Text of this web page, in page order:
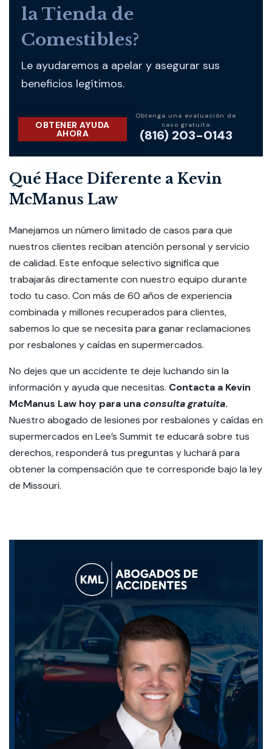
la Tienda de
Comestibles?
Le ayudaremos a apelar y asegurar sus
beneficios legítimos.
OBTENER AYUDA
AHORA
Obtenga una evaluación de
caso gratuita
(816) 203-0143
Qué Hace Diferente a Kevin
McManus Law
Manejamos un número limitado de casos para que
nuestros clientes reciban atención personal y servicio
de calidad. Este enfoque selectivo significa que
trabajarás directamente con nuestro equipo durante
todo tu caso. Con más de 60 años de experiencia
combinada y millones recuperados para clientes,
sabemos lo que se necesita para ganar reclamaciones
por resbalones y caídas en supermercados.
No dejes que un accidente te deje luchando sin la
información y ayuda que necesitas. Contacta a Kevin
McManus Law hoy para unaconsulta gratuita.
Nuestro abogado de lesiones por resbalones y caídas en
supermercados en Lee’s Summit te educará sobre tus
derechos, responderá tus preguntas y luchará para
obtener la compensación que te corresponde bajo la ley
de Missouri.